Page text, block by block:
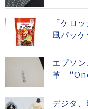
「ケロ
風パッ
エプソ
革
デジタ